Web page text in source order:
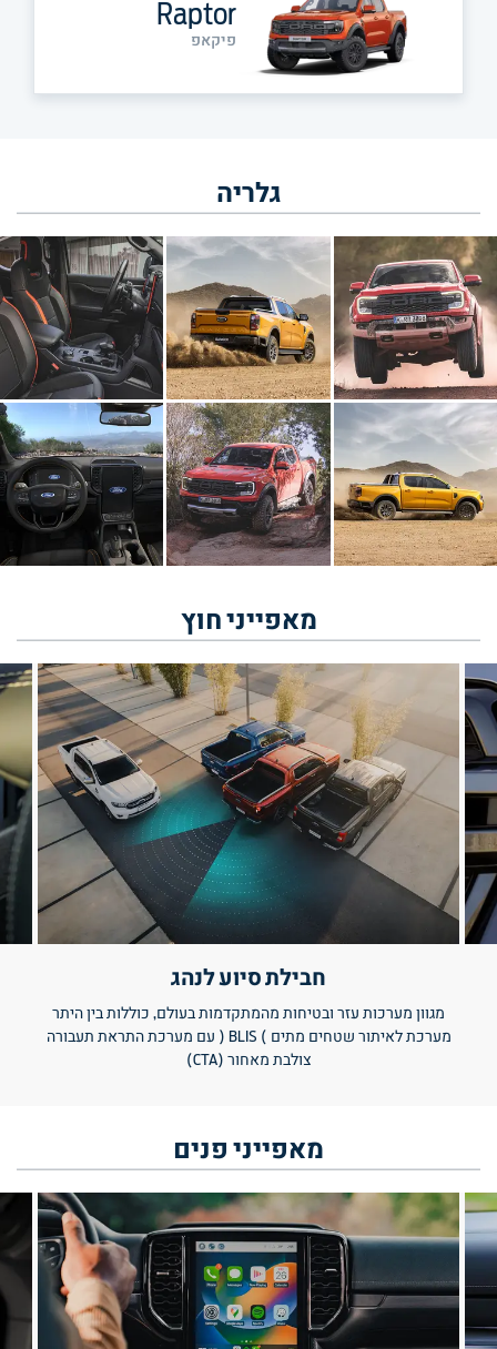
Raptor
פיקאפ
גלריה
מאפייניחוץ
חבילת סיוע לנהג
מגוון מערכות עזר ובטיחות מהמתקדמות בעולם, כוללות בין היתר
מערכת לאיתור שטחים מתים ) BLIS ( עם מערכת התראת תעבורה
צולבת מאחור (CTA)
מאפייניפנים